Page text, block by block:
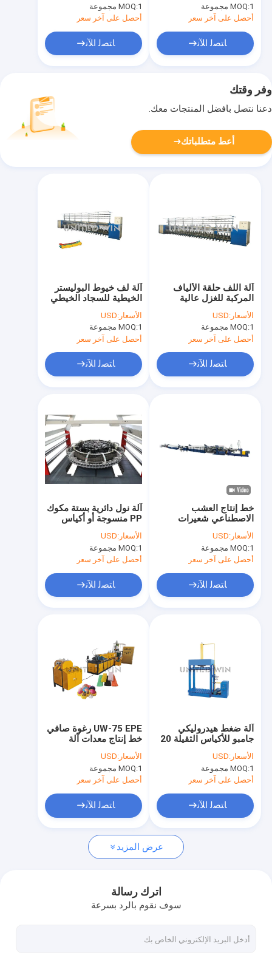
أشرطة فيديو
معلومات عنا
مراقبة الجودة
اتصل بنا
أخبار
خط بثق الشريط
خط بثق حيدة الشعيرات
MOQ:1 مجموعة
أحصل على آخر سعر
ﺎﺘﺼﻟ ﺍﻶﻧ
MOQ:1 مجموعة
أحصل على آخر سعر
ﺎﺘﺼﻟ ﺍﻶﻧ
وفر وقتك
دعنا نتصل بأفضل المنتجات معك.
أعط متطلباتك
آلة لف خيوط البوليستر
الخيطية للسجاد الخيطي
اثنان لواحد 270t M.
الأسعار:USD
MOQ:1 مجموعة
أحصل على آخر سعر
ﺎﺘﺼﻟ ﺍﻶﻧ
آلة اللف حلقة الألياف
المركبة للغزل عالية
السرعة 2400r دقيقة
الأسعار:USD
MOQ:1 مجموعة
أحصل على آخر سعر
ﺎﺘﺼﻟ ﺍﻶﻧ
آلة نول دائرية بستة مكوك
PP منسوجة أو أكياس
دورة في الدقيقة
الأسعار:USD
MOQ:1 مجموعة
أحصل على آخر سعر
ﺎﺘﺼﻟ ﺍﻶﻧ
خط إنتاج العشب
الاصطناعي شعيرات
العشب البلاستيكية
الأسعار:USD
MOQ:1 مجموعة
أحصل على آخر سعر
ﺎﺘﺼﻟ ﺍﻶﻧ
UW-75 EPE رغوة صافي
خط إنتاج معدات آلة
الغطاء الصافي
الأسعار:USD
MOQ:1 مجموعة
أحصل على آخر سعر
ﺎﺘﺼﻟ ﺍﻶﻧ
آلة ضغط هيدروليكي
جامبو للأكياس الثقيلة 20
باسكال
الأسعار:USD
MOQ:1 مجموعة
أحصل على آخر سعر
ﺎﺘﺼﻟ ﺍﻶﻧ
عرض المزيد
اترك رسالة
سوف نقوم بالرد بسرعة